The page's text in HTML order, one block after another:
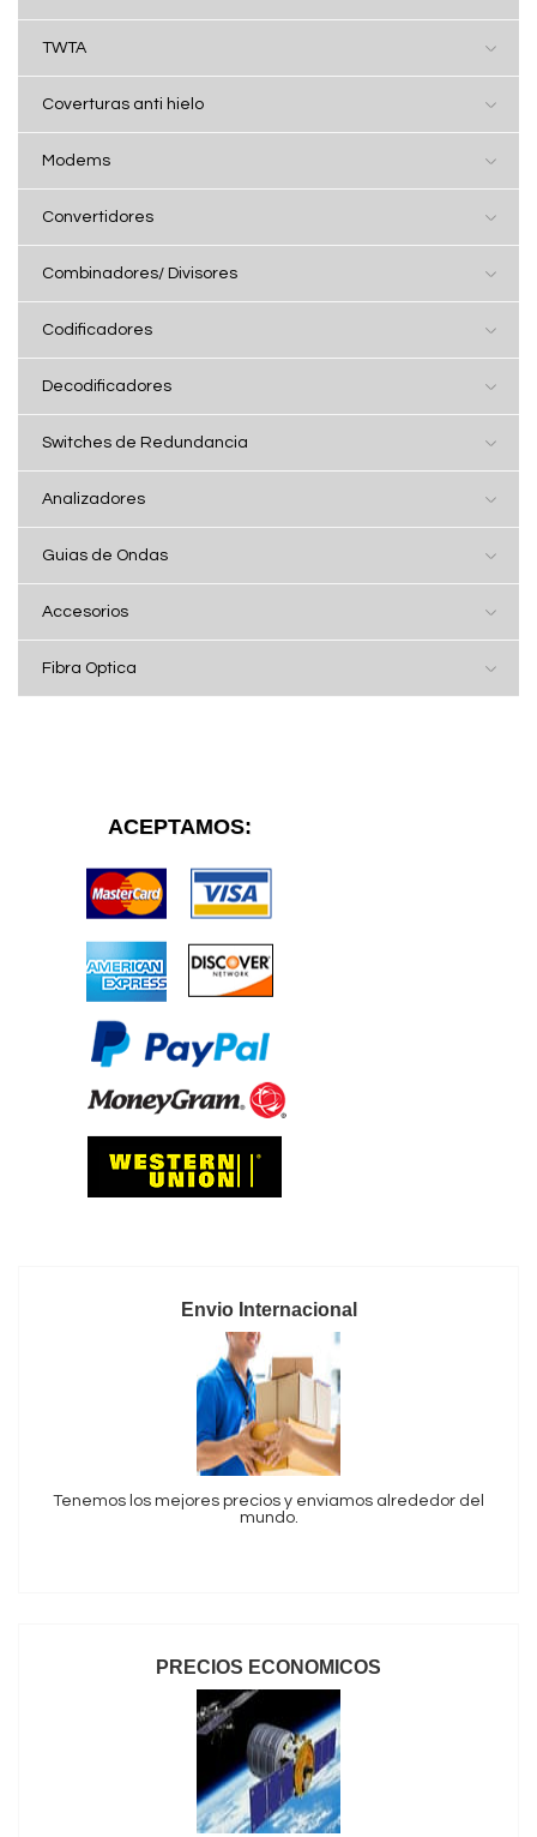
TWTA
Coverturas anti hielo
Modems
Convertidores
Combinadores/ Divisores
Codificadores
Decodificadores
Switches de Redundancia
Analizadores
Guias de Ondas
Accesorios
Fibra Optica
ACEPTAMOS:
Envio Internacional
Tenemos los mejores precios y enviamos alrededor del
mundo.
PRECIOS ECONOMICOS